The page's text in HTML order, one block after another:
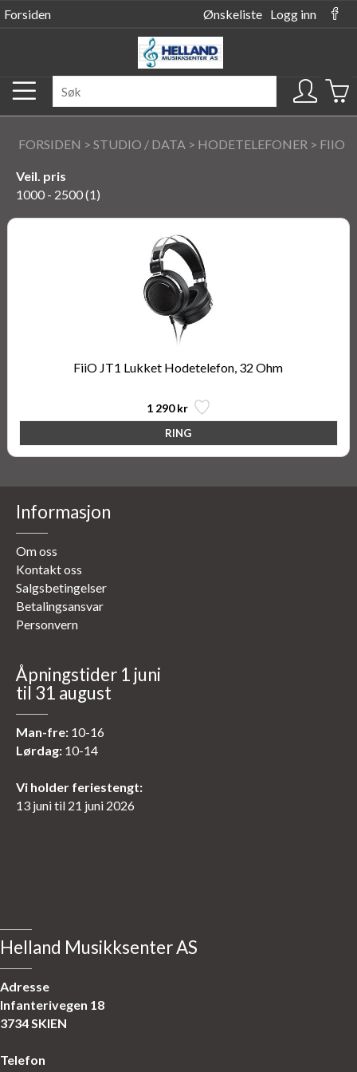
Forsiden Ønskeliste Logg inn
FORSIDEN > STUDIO / DATA > HODETELEFONER > FIIO
Veil. pris
1000 - 2500 (1)
FiiO JT1 Lukket Hodetelefon, 32 Ohm
1 290 kr
Informasjon
Om oss
Kontakt oss
Salgsbetingelser
Betalingsansvar
Personvern
Åpningstider 1 juni
til 31 august
Man-fre: 10-16
Lørdag: 10-14
Vi holder feriestengt:
13 juni til 21 juni 2026
Helland Musikksenter AS
Adresse
Infanterivegen 18
3734 SKIEN
Telefon